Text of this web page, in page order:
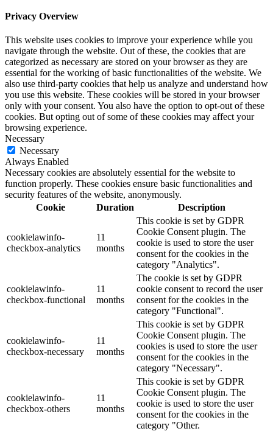
Privacy Overview
This website uses cookies to improve your experience while you
navigate through the website. Out of these, the cookies that are
categorized as necessary are stored on your browser as they are
essential for the working of basic functionalities of the website. We
also use third-party cookies that help us analyze and understand how
you use this website. These cookies will be stored in your browser
only with your consent. You also have the option to opt-out of these
cookies. But opting out of some of these cookies may affect your
browsing experience.
Necessary
Necessary
Always Enabled
Necessary cookies are absolutely essential for the website to
function properly. These cookies ensure basic functionalities and
security features of the website, anonymously.
Cookie
Duration Description
cookielawinfo-
checkbox-analytics
11
months
This cookie is set by GDPR
Cookie Consent plugin. The
cookie is used to store the user
consent for the cookies in the
category "Analytics".
cookielawinfo-
checkbox-functional
11
months
The cookie is set by GDPR
cookie consent to record the user
consent for the cookies in the
category "Functional".
cookielawinfo-
checkbox-necessary
11
months
This cookie is set by GDPR
Cookie Consent plugin. The
cookies is used to store the user
consent for the cookies in the
category "Necessary".
cookielawinfo-
checkbox-others
11
months
This cookie is set by GDPR
Cookie Consent plugin. The
cookie is used to store the user
consent for the cookies in the
category "Other.